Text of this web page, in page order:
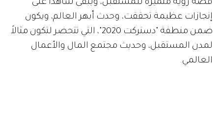
قصة رؤية متميزة للمستقبل، ويبقى شاهداً على
إنجازات عظيمة تحققت، وحدث أبهر العالم، ويكون
ضمن منطقة "دستركت 2020"، التي تتحضر لتكون مثالاً
لمدن المستقبل، وحديث مجتمع المال والأعمال
العالمي.